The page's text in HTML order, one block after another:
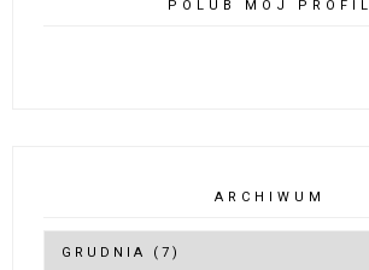
POLUB MÓJ PROFIL
ARCHIWUM